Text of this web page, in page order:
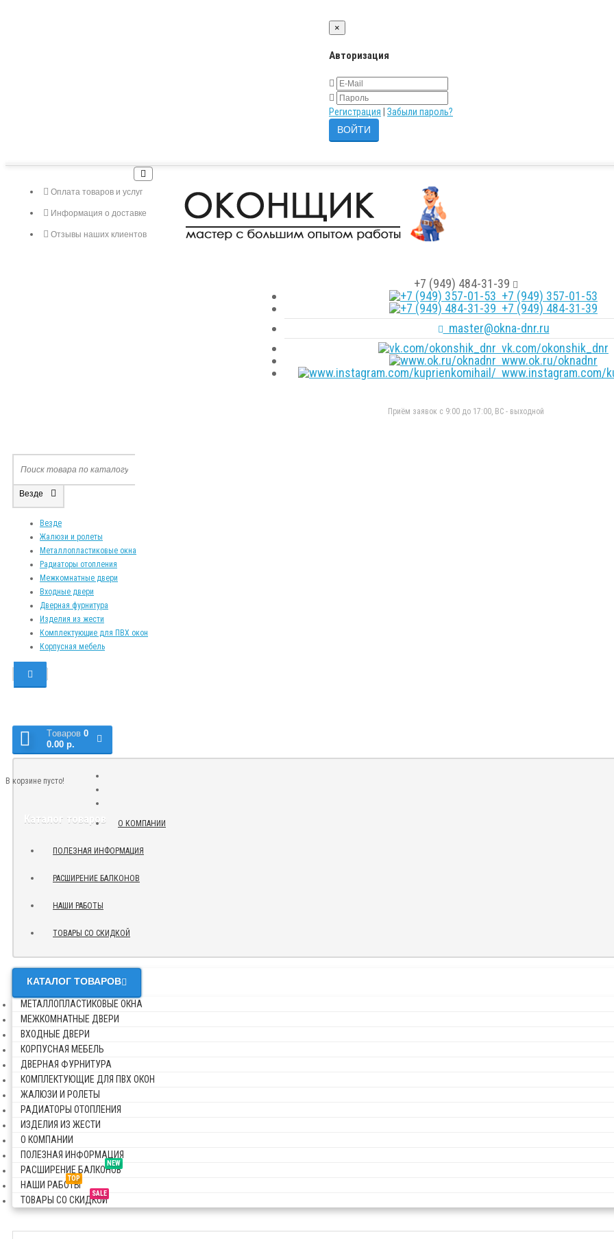
×
Авторизация
Регистрация Забыли пароль?
Оплата товаров и услуг
Информация о доставке
Отзывы наших клиентов
+7 (949) 484-31-39
+7 (949) 357-01-53
+7 (949) 484-31-39
master@okna-dnr.ru
vk.com/okonshik_dnr
www.ok.ru/oknadnr
www.instagram.com/
Приём заявок с 9:00 до 17:00, ВС - выходной
Везде
Везде
Жалюзи и ролеты
Металлопластиковые окна
Радиаторы отопления
Межкомнатные двери
Входные двери
Дверная фурнитура
Изделия из жести
Комплектующие для ПВХ окон
Корпусная мебель
Tоваров 0
0.00 р.
В корзине пусто!
Каталог товаров О КОМПАНИИ
ПОЛЕЗНАЯ ИНФОРМАЦИЯ
РАСШИРЕНИЕ БАЛКОНОВ
НАШИ РАБОТЫ
ТОВАРЫ СО СКИДКОЙ
КАТАЛОГ ТОВАРОВ
МЕТАЛЛОПЛАСТИКОВЫЕ ОКНА
МЕЖКОМНАТНЫЕ ДВЕРИ
ВХОДНЫЕ ДВЕРИ
КОРПУСНАЯ МЕБЕЛЬ
ДВЕРНАЯ ФУРНИТУРА
КОМПЛЕКТУЮЩИЕ ДЛЯ ПВХ ОКОН
ЖАЛЮЗИ И РОЛЕТЫ
РАДИАТОРЫ ОТОПЛЕНИЯ
ИЗДЕЛИЯ ИЗ ЖЕСТИ
О КОМПАНИИ
ПОЛЕЗНАЯ ИНФОРМАЦИЯ
NEW
РАСШИРЕНИЕ БАЛКОНОВ
TOP
НАШИ РАБОТЫ
SALE
ТОВАРЫ СО СКИДКОЙ